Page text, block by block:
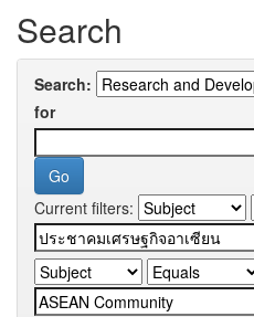
Search
Search:
for
Current filters: